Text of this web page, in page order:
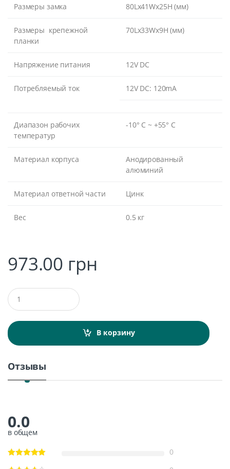
Размеры замка 80Lx41Wx25H (мм)
Размеры крепежной
планки
70Lx33Wx9H (мм)
Напряжение питания 12V DC
Потребляемый ток 12V DC: 120mA
Диапазон рабочих
температур
-10° C ~ +55° C
Материал корпуса
Анодированный
алюминий
Материал ответной части Цинк
Вес 0.5 кг
973.00 грн
Q
u
a
t
i
В корзину
Отзывы
0.0
в общем
0